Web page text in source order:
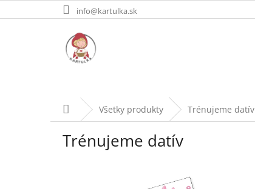
na
info@kartulka.sk
DomovVšetky produkty Trénujeme datív
Trénujeme datív